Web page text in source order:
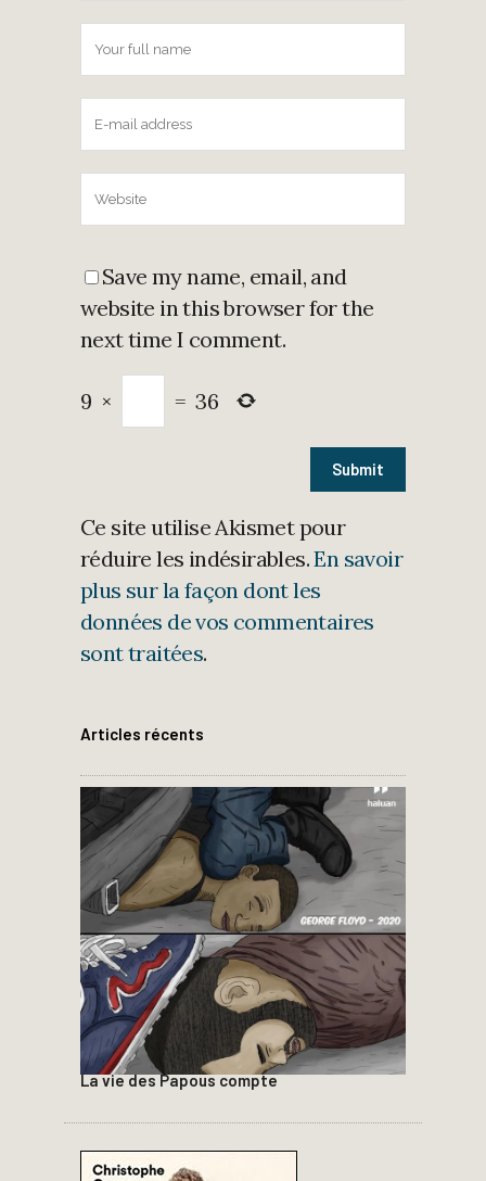
Save my name, email, and
website in this browser for the
next time I comment.
9 × = 36
Ce site utilise Akismet pour
réduire les indésirables.En savoir
plus sur la façon dont les
données de vos commentaires
sont traitées.
Articles récents
La vie des Papous compte